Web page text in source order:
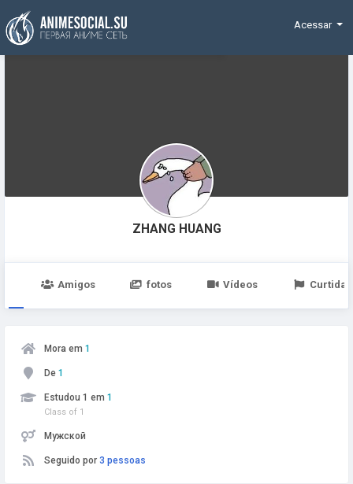
Funding
Acessar
ZHANG HUANG
Amigos fotos Vídeos Curtidas
Mora em 1
De 1
Estudou 1 em 1
Class of 1
Мужской
Seguido por 3 pessoas